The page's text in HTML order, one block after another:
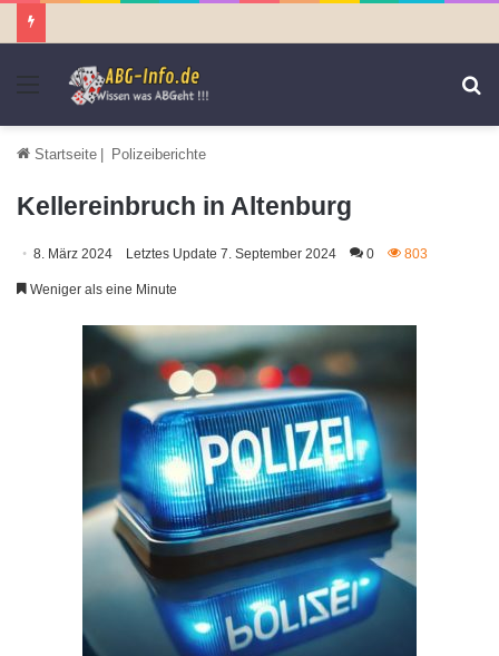
Menü
Startseite | Polizeiberichte
Kellereinbruch in Altenburg
8. März 2024 Letztes Update 7. September 2024 0 803
Weniger als eine Minute